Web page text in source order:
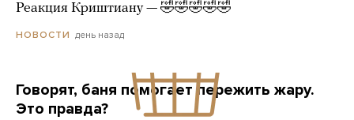
Реакция Криштиану — 🤣🤣🤣🤣🤣
НОВОСТИ день назад
Говорят, баня помогает пережить жару.
Это правда?